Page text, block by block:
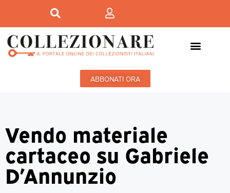
ABBONATI ORA
Vendo materiale
cartaceo su Gabriele
D’Annunzio